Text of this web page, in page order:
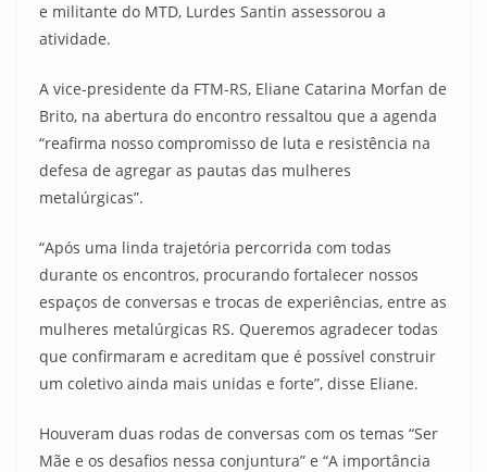
e militante do MTD, Lurdes Santin assessorou a
atividade.
A vice-presidente da FTM-RS, Eliane Catarina Morfan de
Brito, na abertura do encontro ressaltou que a agenda
“reafirma nosso compromisso de luta e resistência na
defesa de agregar as pautas das mulheres
metalúrgicas”.
“Após uma linda trajetória percorrida com todas
durante os encontros, procurando fortalecer nossos
espaços de conversas e trocas de experiências, entre as
mulheres metalúrgicas RS. Queremos agradecer todas
que confirmaram e acreditam que é possível construir
um coletivo ainda mais unidas e forte”, disse Eliane.
Houveram duas rodas de conversas com os temas “Ser
Mãe e os desafios nessa conjuntura” e “A importância